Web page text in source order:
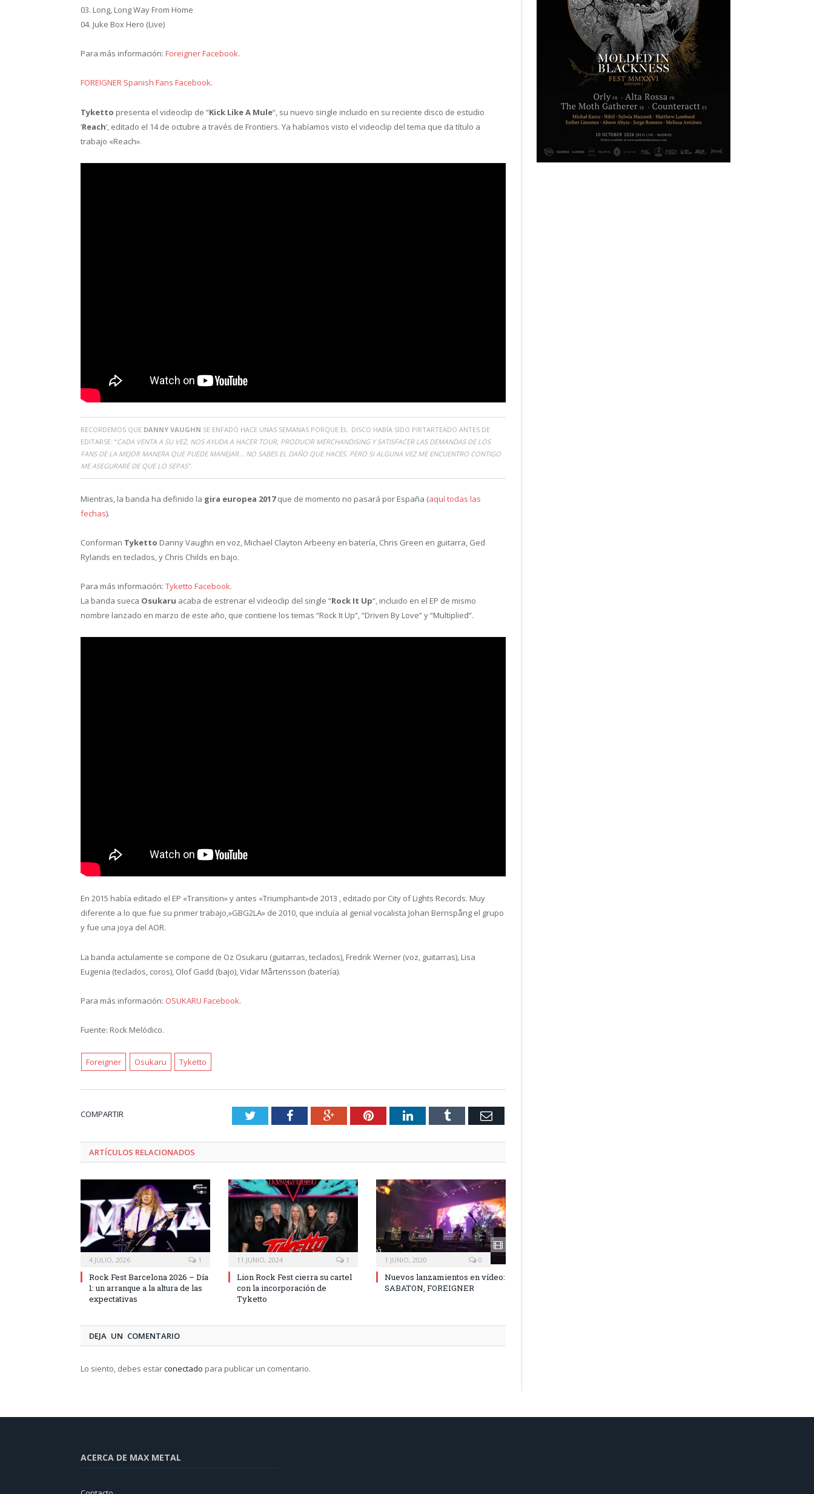
03. Long, Long Way From Home
04. Juke Box Hero (Live)
Para más información: Foreigner Facebook.
FOREIGNER Spanish Fans Facebook.
Tyketto presenta el videoclip de “Kick Like A Mule“, su nuevo single incluido en su reciente disco de estudio
‘Reach‘, editado el 14 de octubre a través de Frontiers. Ya habíamos visto el videoclip del tema que da título a
trabajo «Reach».
RECORDEMOS QUE DANNY VAUGHN SE ENFADÓ HACE UNAS SEMANAS PORQUE EL DISCO HABÍA SIDO PIRTARTEADO ANTES DE
EDITARSE: “CADA VENTA A SU VEZ, NOS AYUDA A HACER TOUR, PRODUCIR MERCHANDISING Y SATISFACER LAS DEMANDAS DE LOS
FANS DE LA MEJOR MANERA QUE PUEDE MANEJAR… NO SABES EL DAÑO QUE HACES. PERO SI ALGUNA VEZ ME ENCUENTRO CONTIGO
ME ASEGURARÉ DE QUE LO SEPAS”.
Mientras, la banda ha definido la gira europea 2017que de momento no pasará por España (aquí todas las
fechas).
Conforman Tyketto Danny Vaughn en voz, Michael Clayton Arbeeny en batería, Chris Green en guitarra, Ged
Rylands en teclados, y Chris Childs en bajo.
Para más información: Tyketto Facebook.
La banda sueca Osukaru acaba de estrenar el videoclip del single “Rock It Up“, incluido en el EP de mismo
nombre lanzado en marzo de este año, que contiene los temas “Rock It Up”, “Driven By Love” y “Multiplied”.
En 2015 había editado el EP «Transition» y antes «Triumphant»de 2013 , editado por City of Lights Records. Muy
diferente a lo que fue su primer trabajo,»GBG2LA» de 2010, que incluía al genial vocalista Johan Bernspång el grupo
y fue una joya del AOR.
La banda actulamente se compone de Oz Osukaru (guitarras, teclados), Fredrik Werner (voz, guitarras), Lisa
Eugenia (teclados, coros), Olof Gadd (bajo), Vidar Mårtensson (batería).
Para más información: OSUKARU Facebook.
Fuente: Rock Melódico.
Foreigner Osukaru Tyketto
COMPARTIR TwitterFacebookGoogle+PinterestLinkedInTumblr Email
ARTÍCULOS RELACIONADOS
4 JULIO, 2026 1
Rock Fest Barcelona 2026 – Día
1: un arranque a la altura de las
expectativas
11 JUNIO, 2024 1
Lion Rock Fest cierra su cartel
con la incorporación de
Tyketto
1 JUNIO, 2020 0
Nuevos lanzamientos en vídeo:
SABATON, FOREIGNER
DEJA UN COMENTARIO
Lo siento, debes estarconectado para publicar un comentario.
ACERCA DE MAX METAL